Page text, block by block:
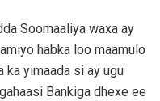
Soomaaliya waxa ay
habka loo maamulo
ka yimaada si ay ugu
Bankiga dhexe ee